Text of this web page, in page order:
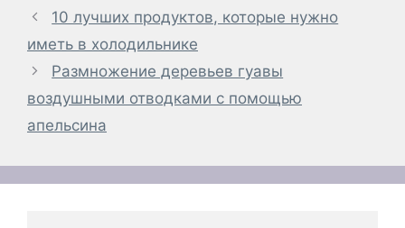
10 лучших продуктов, которые нужно
иметь в холодильнике
Размножение деревьев гуавы
воздушными отводками с помощью
апельсина